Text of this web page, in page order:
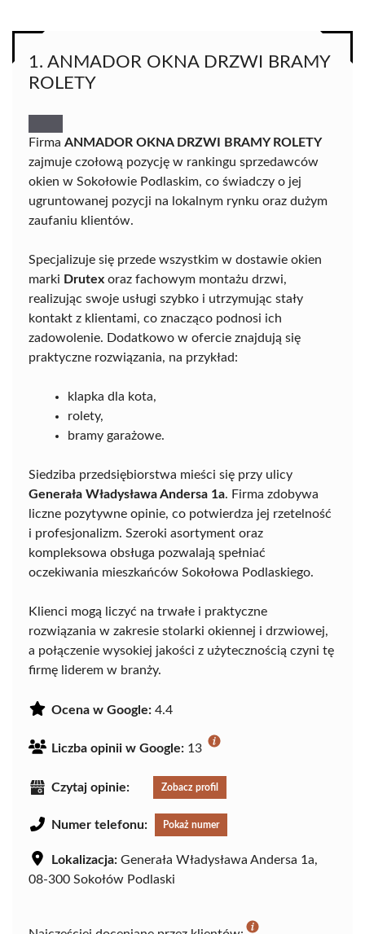
1. ANMADOR OKNA DRZWI BRAMY
ROLETY
Firma ANMADOR OKNA DRZWI BRAMY ROLETY
zajmuje czołową pozycję w rankingu sprzedawców
okien w Sokołowie Podlaskim, co świadczy o jej
ugruntowanej pozycji na lokalnym rynku oraz dużym
zaufaniu klientów.
Specjalizuje się przede wszystkim w dostawie okien
marki Drutex oraz fachowym montażu drzwi,
realizując swoje usługi szybko i utrzymując stały
kontakt z klientami, co znacząco podnosi ich
zadowolenie. Dodatkowo w ofercie znajdują się
praktyczne rozwiązania, na przykład:
klapka dla kota,
rolety,
bramy garażowe.
Siedziba przedsiębiorstwa mieści się przy ulicy
Generała Władysława Andersa 1a. Firma zdobywa
liczne pozytywne opinie, co potwierdza jej rzetelność
i profesjonalizm. Szeroki asortyment oraz
kompleksowa obsługa pozwalają spełniać
oczekiwania mieszkańców Sokołowa Podlaskiego.
Klienci mogą liczyć na trwałe i praktyczne
rozwiązania w zakresie stolarki okiennej i drzwiowej,
a połączenie wysokiej jakości z użytecznością czyni tę
firmę liderem w branży.
Ocena w Google: 4.4
Liczba opinii w Google: 13
Czytaj opinie: Zobacz profil
Numer telefonu: Pokaż numer
Lokalizacja: Generała Władysława Andersa 1a,
08-300 Sokołów Podlaski